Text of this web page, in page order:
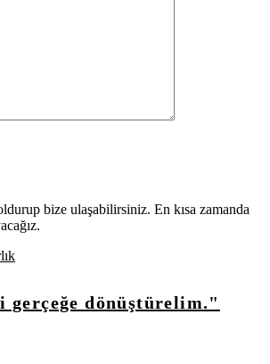
bize ulaşabilirsiniz. En kısa zamanda
dönüştürelim."